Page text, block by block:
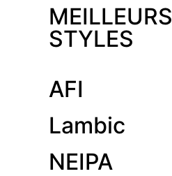
MEILLEURS
STYLES
AFI
Lambic
NEIPA